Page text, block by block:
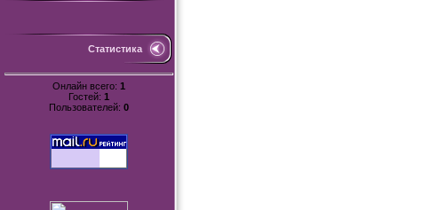
Статистика
Онлайн всего: 1
Гостей: 1
Пользователей: 0